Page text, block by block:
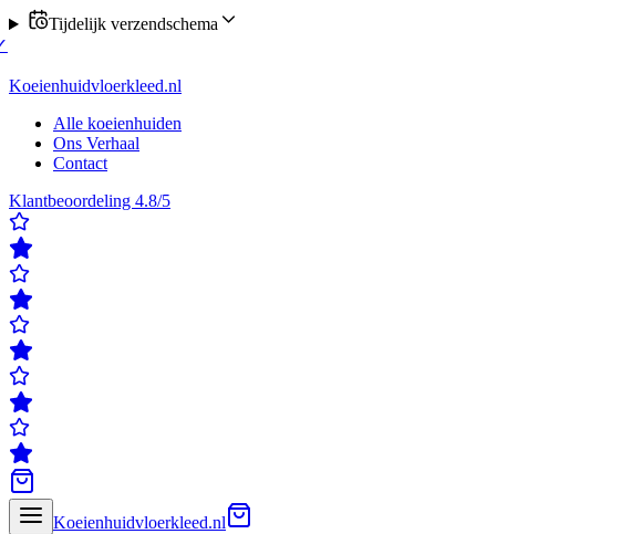
Tijdelijk verzendschema
nu verzending op maandag of donderdag
Koeienhuidvloerkleed.nl
Alle koeienhuiden
Ons Verhaal
Contact
Klantbeoordeling 4.8/5
Koeienhuidvloerkleed.nl